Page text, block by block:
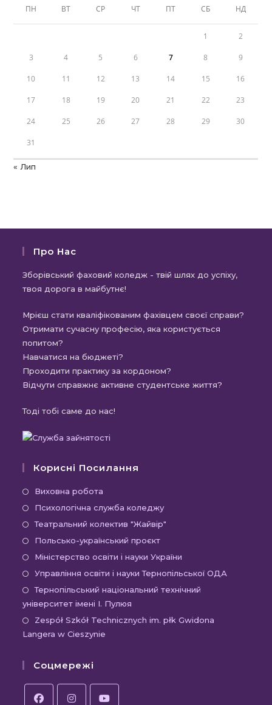
ПН ВТ СР ЧТ ПТ СБ НД
1 2
3 4 5 6 7 8 9
10 11 12 13 14 15 16
17 18 19 20 21 22 23
24 25 26 27 28 29 30
31
« Лип
Про Нас
Зборівський фаховий коледж - твій шлях до успіху,
твоя дорога в майбутнє!
Мрієш стати кваліфікованим фахівцем своєї справи?
Отримати сучасну професію, яка користується
попитом?
Навчатися на бюджеті?
Проходити практику за кордоном?
Відчути справжнє активне студентське життя?
Тоді тобі саме до нас!
Корисні Посилання
Виховна робота
в
новій
вкладці
Психологічна служба коледжуВідкриється
в
вкладці
Театральний колектив "Жайвір"
новій
вкладці
Польсько-український проєктВідкриється
в
новій
вкладці
Міністерство освіти і науки України
в
новій
Управління освіти і науки Тернопільської ОДА
Тернопільський національний технічний
університет імені І. Пулюя
Zespół Szkół Technicznych im. płk Gwidona
Langera w Cieszynie
Соцмережі